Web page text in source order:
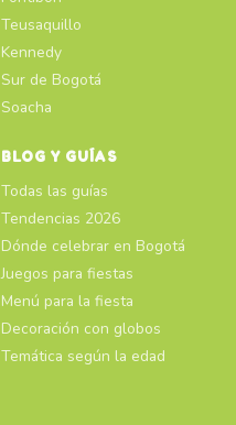
Teusaquillo
Kennedy
Sur de Bogotá
Soacha
BLOG Y GUÍAS
Todas las guías
Tendencias 2026
Dónde celebrar en Bogotá
Juegos para fiestas
Menú para la fiesta
Decoración con globos
Temática según la edad